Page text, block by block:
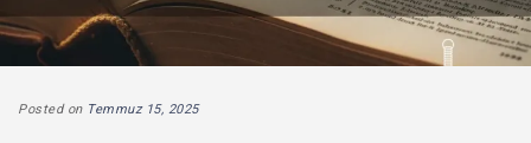
Posted on Temmuz 15, 2025